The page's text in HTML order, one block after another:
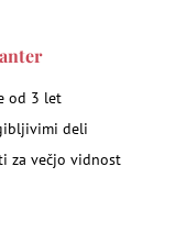
od 3 let
deli
za večjo vidnost